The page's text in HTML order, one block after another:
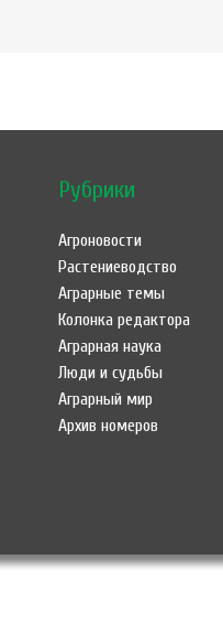
Рубрики
Агроновости
Растениеводство
Аграрные темы
Колонка редактора
Аграрная наука
Люди и судьбы
Аграрный мир
Архив номеров